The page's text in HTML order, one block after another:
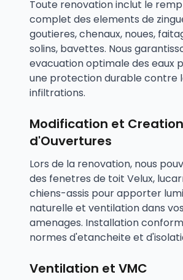
Toute renovation inclut le
complet des elements de
goutieres, chenaux, noues,
solins, bavettes. Nous
evacuation optimale des eaux
une protection durable contre
infiltrations.
Modification et Creation
d'Ouvertures
Lors de la renovation, nous
des fenetres de toit Velux,
chiens-assis pour apporter
naturelle et ventilation dans
amenages. Installation
normes d'etancheite et
Ventilation et VMC